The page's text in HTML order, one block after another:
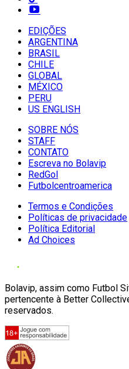
EDIÇÕES
ARGENTINA
BRASIL
CHILE
GLOBAL
MÉXICO
PERU
US ENGLISH
SOBRE NÓS
STAFF
CONTATO
Escreva no Bolavip
RedGol
Futbolcentroamerica
Termos e Condições
Políticas de privacidade
Política Editorial
Ad Choices
Bolavip, assim como Futbol
pertencente à Better
reservados.